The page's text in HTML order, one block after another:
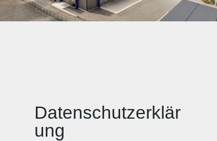
Datenschutzerklär
ung